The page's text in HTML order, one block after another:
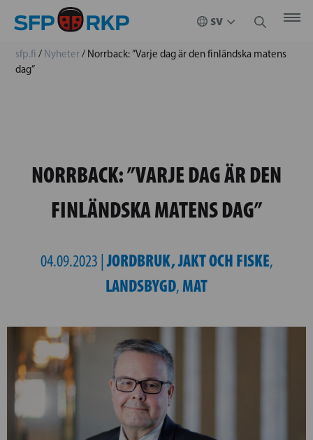
sfp.fi / Nyheter/ Norrback: ”Varje dag är den finländska matens
dag”
NORRBACK: ”VARJE DAG ÄR DEN
FINLÄNDSKA MATENS DAG”
04.09.2023 |JORDBRUK, JAKT OCH FISKE,
LANDSBYGD,MAT